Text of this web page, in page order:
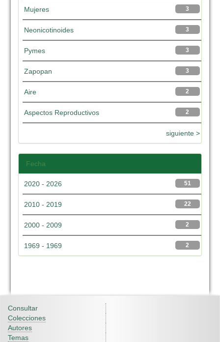
3
Mujeres
3
Neonicotinoides
3
Pymes
3
Zapopan
2
Aire
2
Aspectos Reproductivos
siguiente >
Fecha
51
2020 - 2026
22
2010 - 2019
2
2000 - 2009
2
1969 - 1969
Consultar
Colecciones
Autores
Temas